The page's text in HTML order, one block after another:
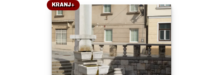
KRANJ+